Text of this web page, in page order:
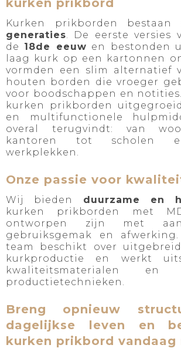
Kurken prikborden
generaties. De eerste versies
de 18de eeuw en bestonden
laag kurk op een kartonnen
vormden een slim alternatief
houten borden die vroeger
voor boodschappen en
kurken prikborden
en multifunctionele
overal terugvindt: van
kantoren tot scholen
werkplekken.
Onze passie voor
Wij bieden duurzame en
kurken prikborden met
ontworpen zijn met
gebruiksgemak en
team beschikt over
kurkproductie en werkt
kwaliteitsmaterialen en
productietechnieken.
Breng opnieuw
dagelijkse leven en
kurken prikbord vandaag